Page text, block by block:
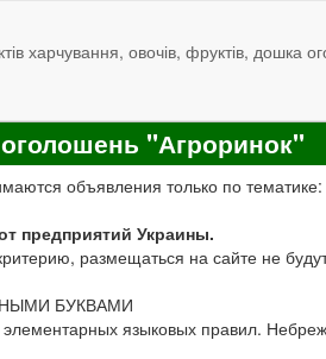
харчування, овочів, фруктів, дошка
"Агроринок"
объявления только по тематике:
предприятий Украины.
размещаться на сайте не
БУКВАМИ
языковых правил.